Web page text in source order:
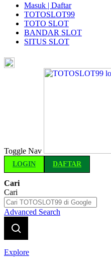
Masuk | Daftar
TOTOSLOT99
TOTO SLOT
BANDAR SLOT
SITUS SLOT
Toggle Nav
LOGIN DAFTAR
Cari
Cari
Advanced Search
Explore